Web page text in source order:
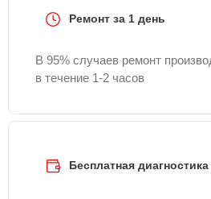
Ремонт за 1 день
В 95% случаев ремонт
в течение 1-2 часов
Бесплатная диагностика